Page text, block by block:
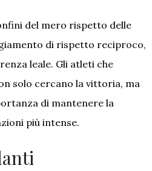
del mero rispetto delle
di rispetto reciproco,
leale. Gli atleti che
solo cercano la vittoria, ma
di mantenere la
più intense.